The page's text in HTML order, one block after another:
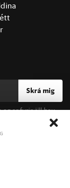
Skrá mig
og er fyrir öll þau
Heimildinni